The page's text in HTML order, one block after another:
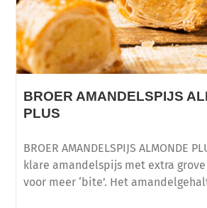
BROER AMANDELSPIJS
PLUS
BROER AMANDELSPIJS ALMONDE
klare amandelspijs met extra
voor meer ‘bite’. Het